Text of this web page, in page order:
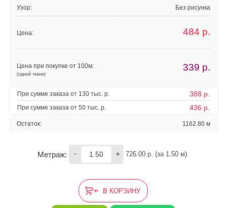
Узор: Без рисунка
Цена: 484 р.
Цена при покупке от 100м:
(одной ткани)
339 р.
При сумме заказа от 130 тыс. р. 388 р.
При сумме заказа от 50 тыс. р. 436 р.
Остаток: 1162.80 м
Метраж: - + 726.00 р. (за 1.50 м)
В КОРЗИНУ